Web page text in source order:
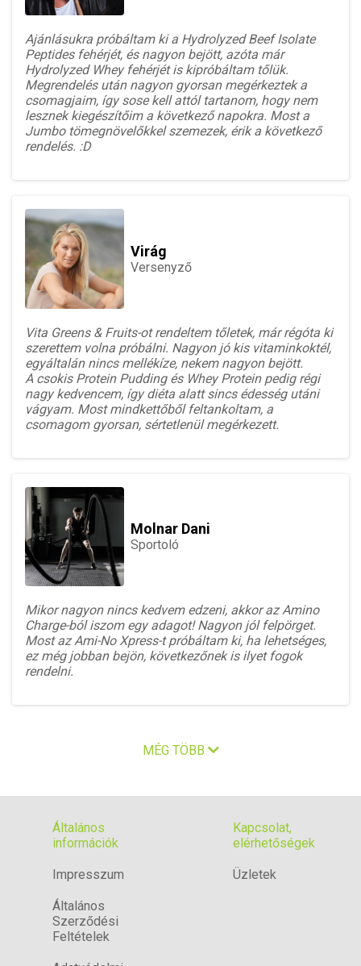
Ajánlásukra próbáltam ki a Hydrolyzed Beef Isolate
Peptides fehérjét, és nagyon bejött, azóta már
Hydrolyzed Whey fehérjét is kipróbáltam tőlük.
Megrendelés után nagyon gyorsan megérkeztek a
csomagjaim, így sose kell attól tartanom, hogy nem
lesznek kiegészítőim a következő napokra. Most a
Jumbo tömegnövelőkkel szemezek, érik a következő
rendelés. :D
Virág
Versenyző
Vita Greens & Fruits-ot rendeltem tőletek, már régóta ki
szerettem volna próbálni. Nagyon jó kis vitaminkoktél,
egyáltalán nincs mellékíze, nekem nagyon bejött.
A csokis Protein Pudding és Whey Protein pedig régi
nagy kedvencem, így diéta alatt sincs édesség utáni
vágyam. Most mindkettőből feltankoltam, a
csomagom gyorsan, sértetlenül megérkezett.
Molnar Dani
Sportoló
Mikor nagyon nincs kedvem edzeni, akkor az Amino
Charge-ból iszom egy adagot! Nagyon jól felpörget.
Most az Ami-No Xpress-t próbáltam ki, ha lehetséges,
ez még jobban bejön, következőnek is ilyet fogok
rendelni.
MÉG TÖBB
Általános
információk
Impresszum
Általános
Szerződési
Feltételek
Kapcsolat,
elérhetőségek
Üzletek